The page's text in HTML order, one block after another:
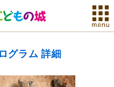
グラム 詳細